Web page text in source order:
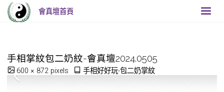
會真壇首頁
Home手相好好玩-包二奶掌紋
手相掌紋包二奶紋-會真壇2024.0505
Full
size
600 × 872 pixels 手相好好玩-包二奶掌紋